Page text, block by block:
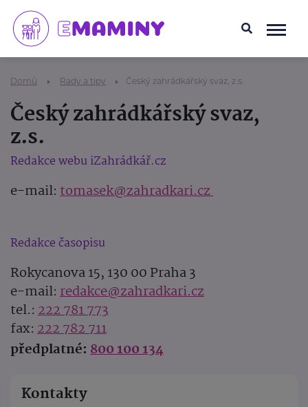
Domů Rady a tipy Český zahrádkářský svaz, z.s.
Český zahrádkářský svaz,
z.s.
Redakce webu iZahrádkář.cz
e-mail:tomasek@zahradkari.cz
Redakce časopisu
Rokycanova 15, 130 00 Praha 3
e-mail:redakce@zahradkari.cz
tel.:222 781 773
fax:222 782 711
předplatné:800 100 134
Kontakty